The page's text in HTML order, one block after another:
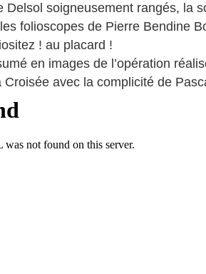
Delsol soigneusement rangés, la
folioscopes de Pierre Bendine
! au placard !
en images de l’opération
Croisée avec la complicité de